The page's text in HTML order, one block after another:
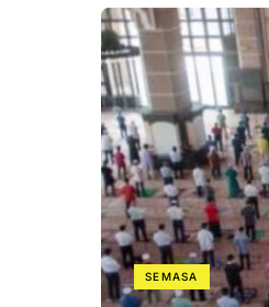
SEMASA